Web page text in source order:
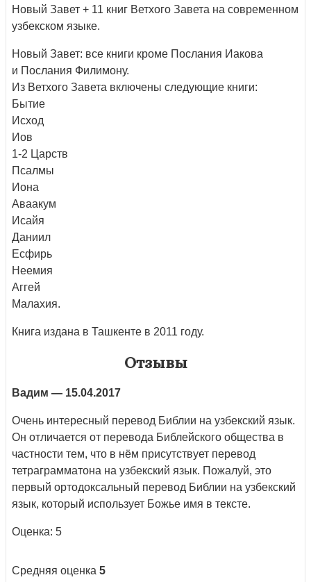
Новый Завет + 11 книг Ветхого Завета на современном
узбекском языке.
Новый Завет: все книги кроме Послания Иакова
и Послания Филимону.
Из Ветхого Завета включены следующие книги:
Бытие
Исход
Иов
1-2 Царств
Псалмы
Иона
Аваакум
Исайя
Даниил
Есфирь
Неемия
Аггей
Малахия.
Книга издана в Ташкенте в 2011 году.
Отзывы
Вадим — 15.04.2017
Очень интересный перевод Библии на узбекский язык.
Он отличается от перевода Библейского общества в
частности тем, что в нём присутствует перевод
тетраграмматона на узбекский язык. Пожалуй, это
первый ортодоксальный перевод Библии на узбекский
язык, который использует Божье имя в тексте.
Оценка: 5
Средняя оценка 5